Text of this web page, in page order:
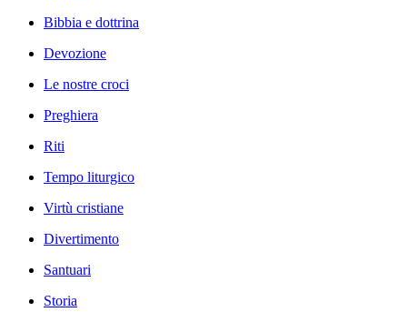
Bibbia e dottrina
Devozione
Le nostre croci
Preghiera
Riti
Tempo liturgico
Virtù cristiane
Divertimento
Santuari
Storia